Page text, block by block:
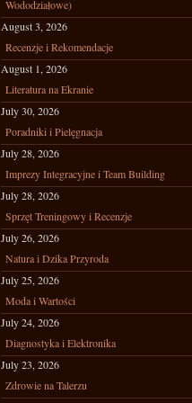
Wododziałowe)
August 3, 2026
Recenzje i Rekomendacje
August 1, 2026
Literatura na Ekranie
July 30, 2026
Poradniki i Pielęgnacja
July 28, 2026
Imprezy Integracyjne i Team Building
July 28, 2026
Sprzęt Treningowy i Recenzje
July 26, 2026
Natura i Dzika Przyroda
July 25, 2026
Moda i Wartości
July 24, 2026
Diagnostyka i Elektronika
July 23, 2026
Zdrowie na Talerzu